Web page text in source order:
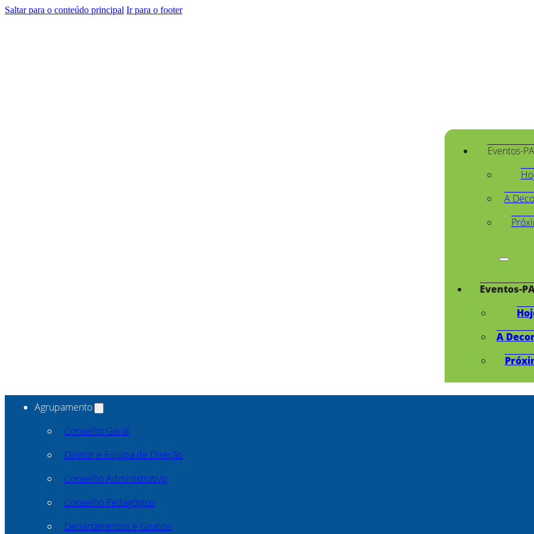
Saltar para o conteúdo principal Ir para o footer
Eventos-
A
Eventos-
A
Agrupamento
Conselho Geral
Diretor e Equipa de Direção
Conselho Administrativo
Conselho Pedagógico
Departamentos e Grupos